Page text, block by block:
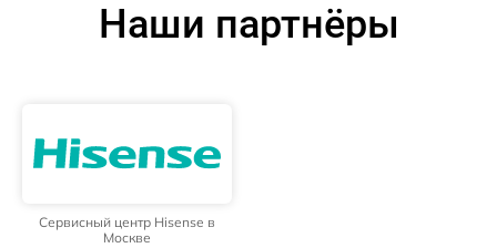
Наши партнёры
Сервисный центр Hisense в
Москве